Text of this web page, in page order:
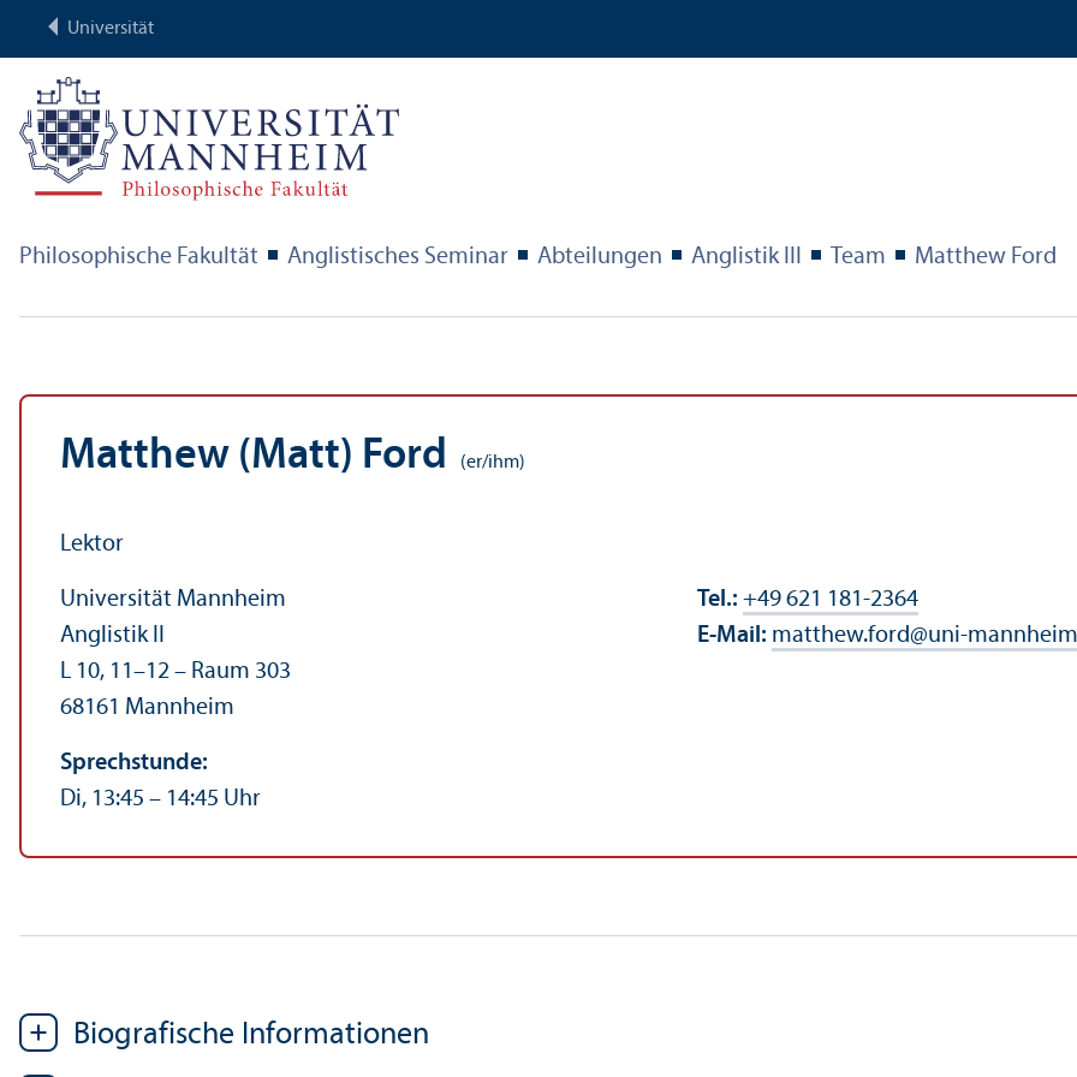
Universität
Philosophische Fakultät Anglistisches Seminar Abteilungen Anglistik III Team Matthew Ford
Matthew (Matt) Ford (er/ihm)
Lektor
Universität Mannheim
Anglistik II
L 10, 11–12 – Raum 303
68161 Mannheim
Tel.: +49 621 181-2364
E-Mail: matthew.ford@uni-
Sprechstunde:
Di, 13:45 – 14:45 Uhr
Biografische Informationen